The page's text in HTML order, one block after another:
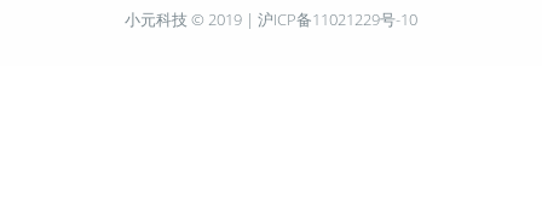
小元科技 © 2019 | 沪ICP备11021229号-10